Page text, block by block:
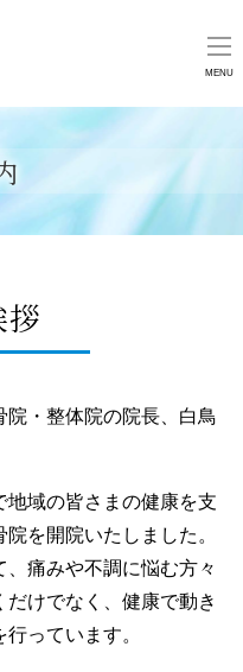
MENU
拶
院・整体院の院長、白鳥
域の皆さまの健康を支
を開院いたしました。
痛みや不調に悩む方々
けでなく、健康で動き
っています。